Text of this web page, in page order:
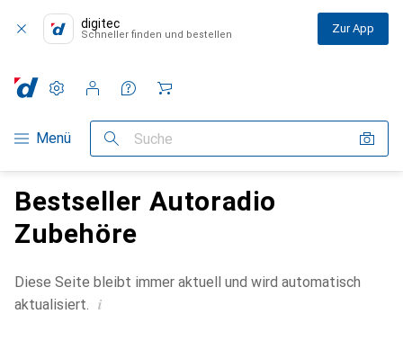
digitec
Schneller finden und bestellen Zur App
Navigation nach Kategorien
Menü Suche
Einstellungen
Kundenkonto
Vergleichslisten
Merklisten
Warenkorb
Bestseller Autoradio
Zubehöre
Diese Seite bleibt immer aktuell und wird automatisch
aktualisiert. i